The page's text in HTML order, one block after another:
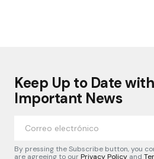
Keep Up to Date
Important News
By pressing the Subscribe button, you
are agreeing to ourPrivacy Policy and